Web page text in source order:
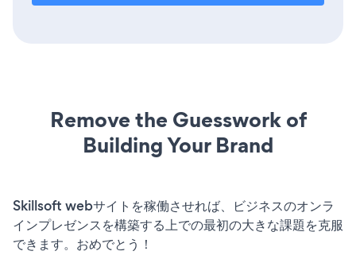
Remove the Guesswork of
Building Your Brand
Skillsoft webサイトを稼働させれば、ビジネスのオンラ
インプレゼンスを構築する上での最初の大きな課題を克服
できます。おめでとう！